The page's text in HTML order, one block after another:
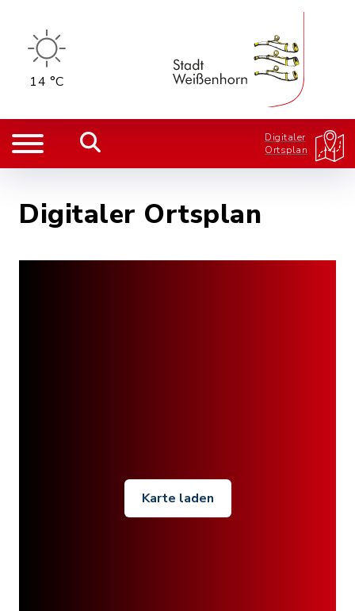
14 °C
Digitaler
Ortsplan
Digitaler Ortsplan
Karte laden